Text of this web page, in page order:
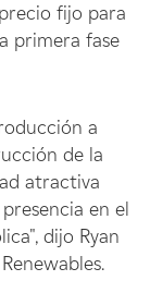
fijo para
primera fase
a
de la
atractiva
en el
dijo Ryan